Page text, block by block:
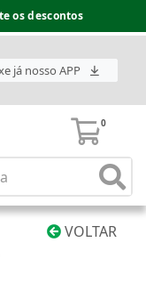
os descontos
já nosso APP
0
VOLTAR